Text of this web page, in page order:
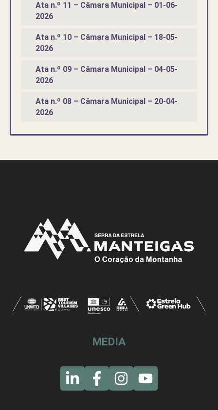
Ata n.º 11 – Câmara Municipal – 01-06-
2026
Ata n.º 10 – Câmara Municipal – 18-05-
2026
Ata n.º 09 – Câmara Municipal – 04-05-
2026
Ata n.º 08 – Câmara Municipal – 20-04-
2026
MEDIA